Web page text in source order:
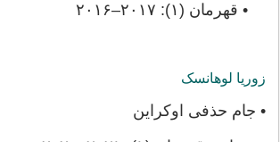
• قهرمان (۱): ۲۰۱۷–۲۰۱۶
زوریا لوهانسک
• جام حذفی اوکراین